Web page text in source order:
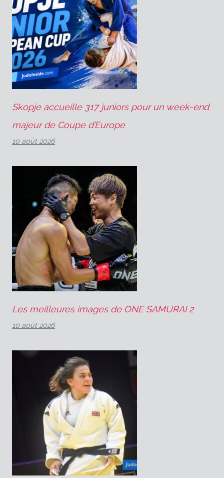
Skopje accueille 317 juniors pour un week-end
majeur de Coupe d’Europe
10 août 2026
Les meilleures images de ONE SAMURAI 2
10 août 2026